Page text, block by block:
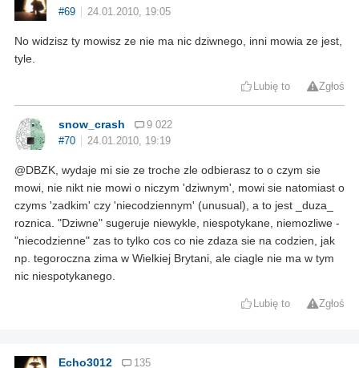
#69
24.01.2010, 19:05
No widzisz ty mowisz ze nie ma nic dziwnego, inni mowia ze jest,
tyle.
Lubię to Zgłoś
snow_crash
9 022
#70
24.01.2010, 19:19
@DBZK, wydaje mi sie ze troche zle odbierasz to o czym sie
mowi, nie nikt nie mowi o niczym 'dziwnym', mowi sie natomiast o
czyms 'zadkim' czy 'niecodziennym' (unusual), a to jest _duza_
roznica. "Dziwne" sugeruje niewykle, niespotykane, niemozliwe -
"niecodzienne" zas to tylko cos co nie zdaza sie na codzien, jak
np. tegoroczna zima w Wielkiej Brytani, ale ciagle nie ma w tym
nic niespotykanego.
Lubię to Zgłoś
Echo3012
135